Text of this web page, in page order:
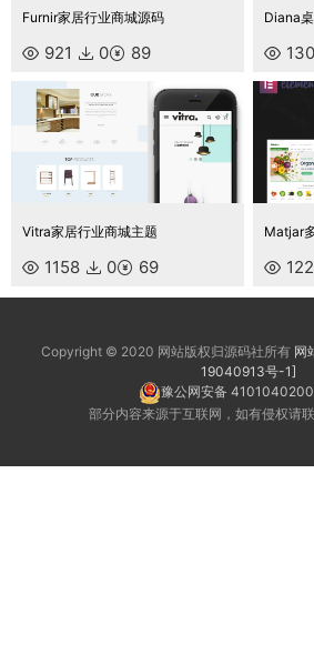
Furnir家居行业商城源码
921 0 89
Diana
Vitra家居行业商城主题
1158 0 69
Matjar
Copyright © 2020 网站版权归源码社所有 网
19040913号-1]
豫公网安备
部分内容来源于互联网，如有侵权请